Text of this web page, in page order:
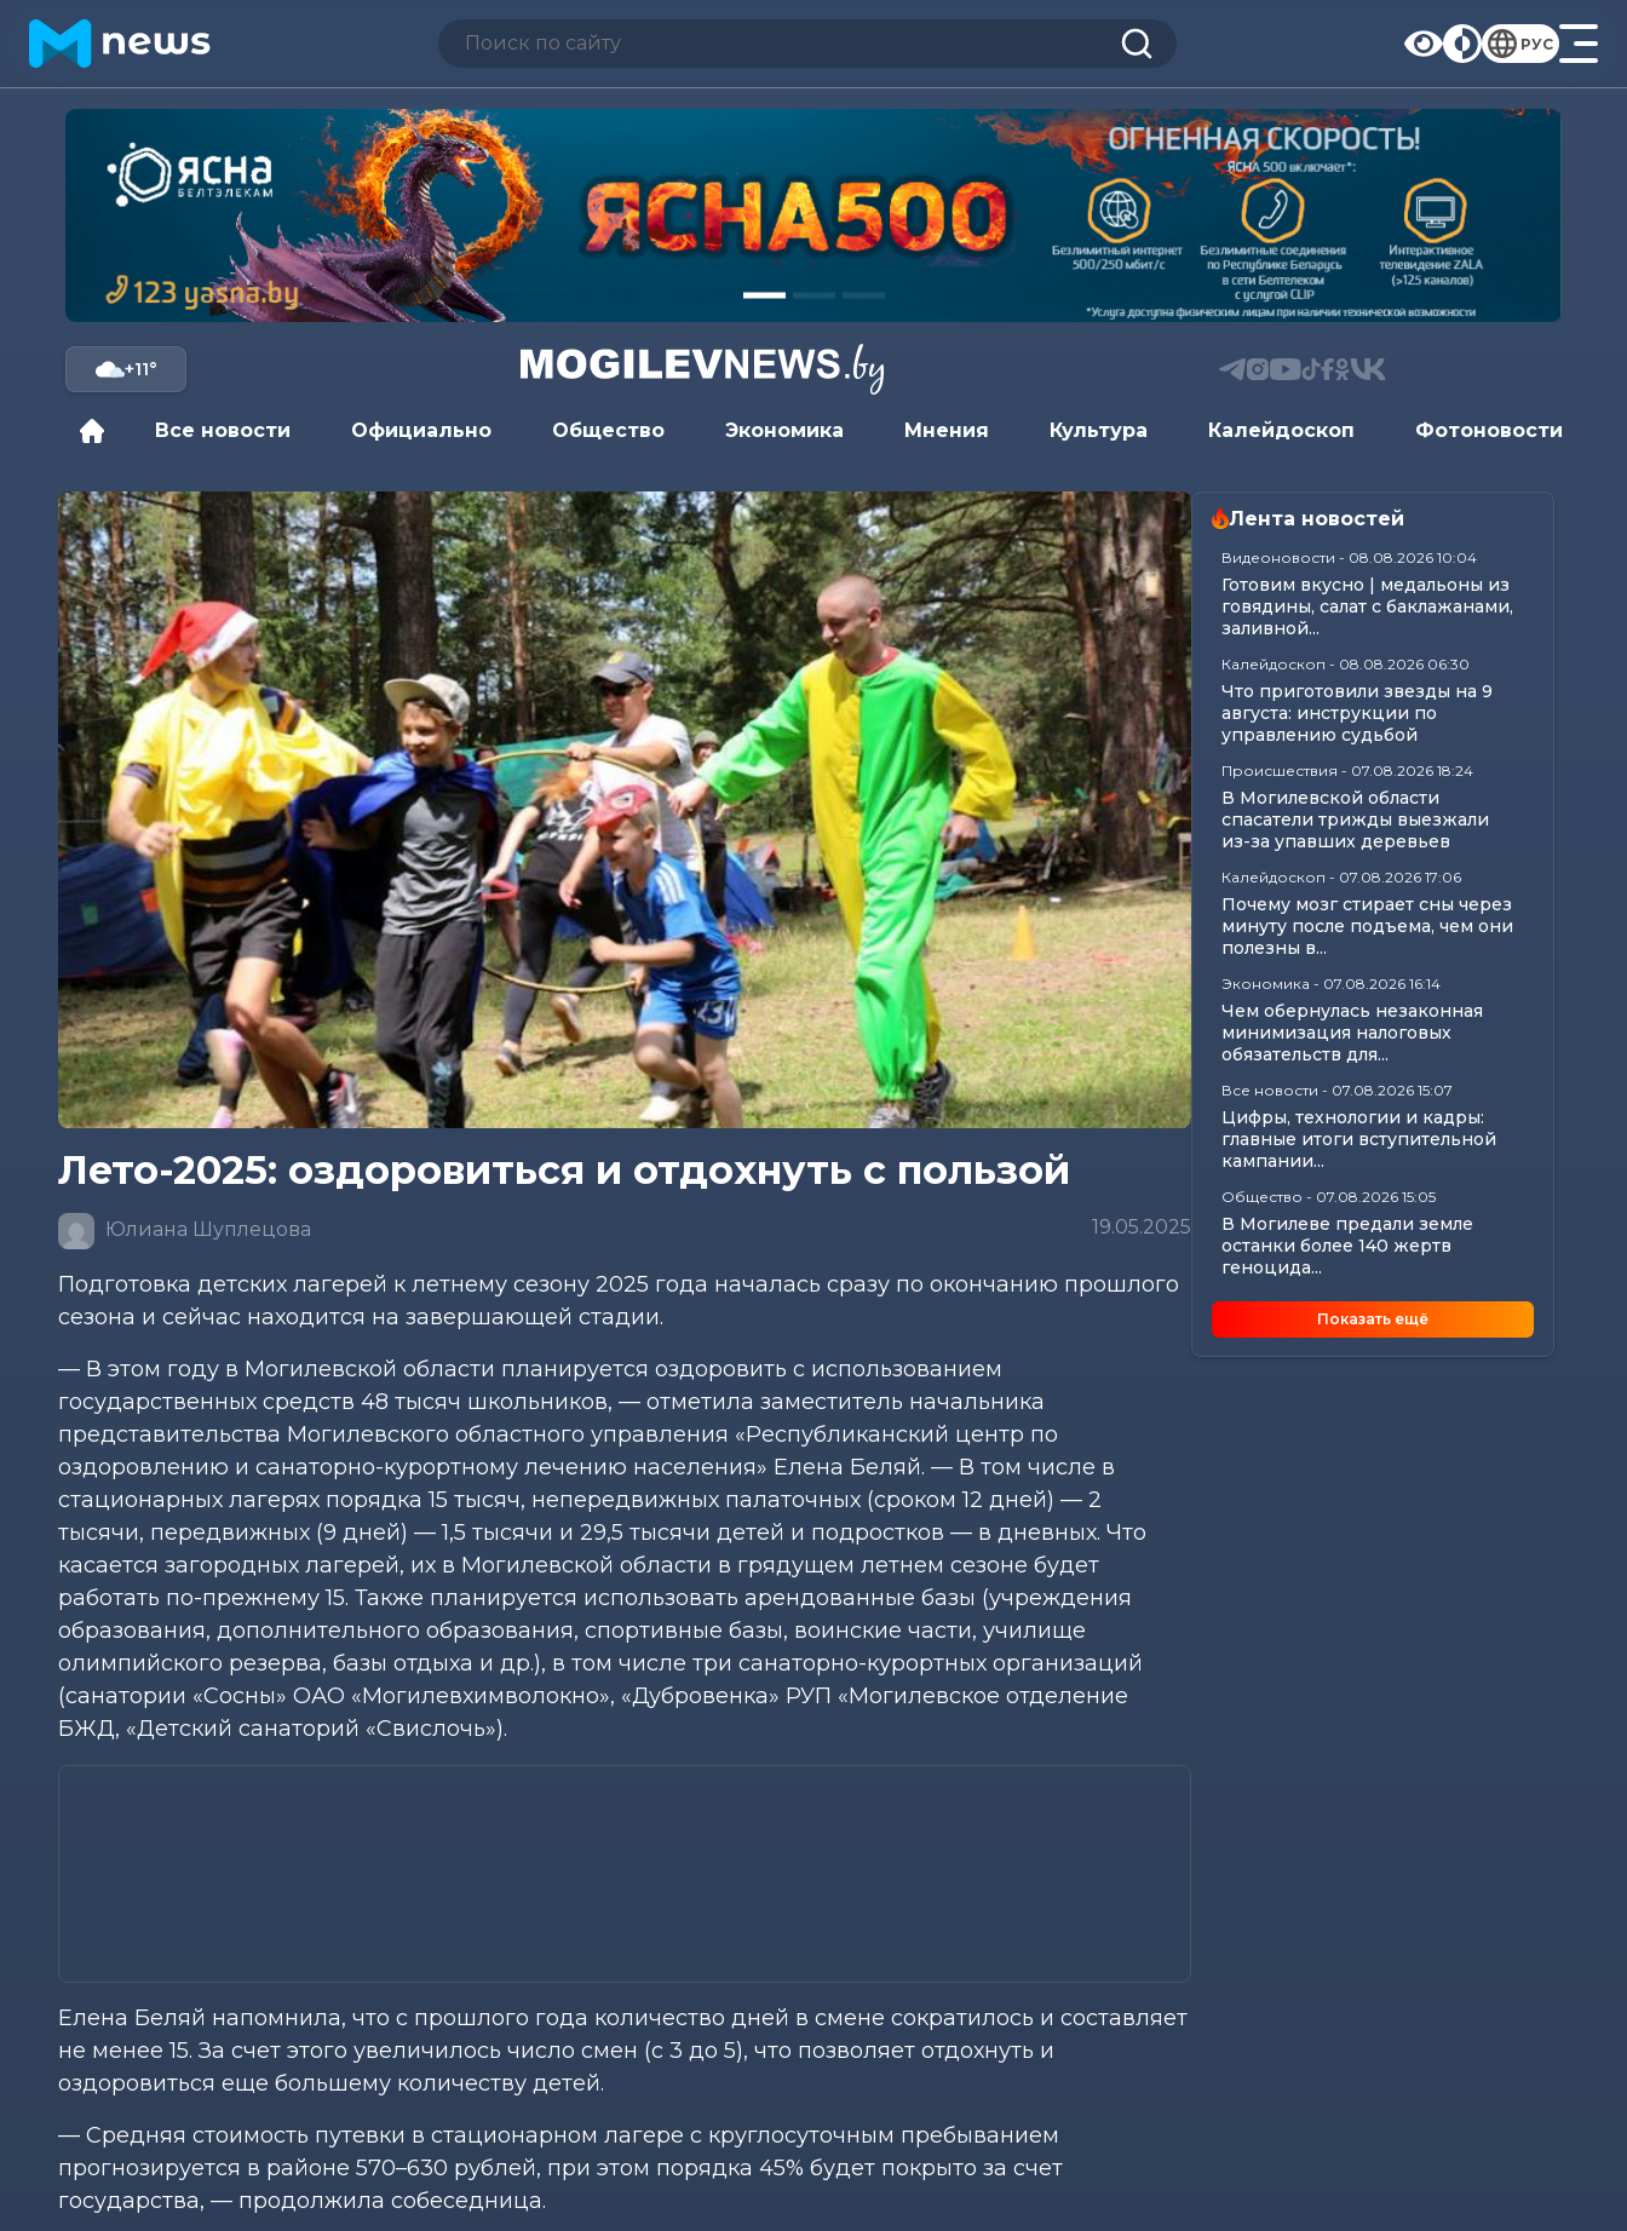
РУС
+11°
Все новости Официально Общество Экономика Мнения Культура Калейдоскоп Фотоновости
Лето-2025: оздоровиться и отдохнуть с пользой
Юлиана Шуплецова 19.05.2025
Подготовка детских лагерей к летнему сезону 2025 года началась сразу по окончанию прошлого
сезона и сейчас находится на завершающей стадии.
— В этом году в Могилевской области планируется оздоровить с использованием
государственных средств 48 тысяч школьников, — отметила заместитель начальника
представительства Могилевского областного управления «Республиканский центр по
оздоровлению и санаторно-курортному лечению населения» Елена Беляй. — В том числе в
стационарных лагерях порядка 15 тысяч, непередвижных палаточных (сроком 12 дней) — 2
тысячи, передвижных (9 дней) — 1,5 тысячи и 29,5 тысячи детей и подростков — в дневных. Что
касается загородных лагерей, их в Могилевской области в грядущем летнем сезоне будет
работать по-прежнему 15. Также планируется использовать арендованные базы (учреждения
образования, дополнительного образования, спортивные базы, воинские части, училище
олимпийского резерва, базы отдыха и др.), в том числе три санаторно-курортных организаций
(санатории «Сосны» ОАО «Могилевхимволокно», «Дубровенка» РУП «Могилевское отделение
БЖД, «Детский санаторий «Свислочь»).
Елена Беляй напомнила, что с прошлого года количество дней в смене сократилось и составляет
не менее 15. За счет этого увеличилось число смен (с 3 до 5), что позволяет отдохнуть и
оздоровиться еще большему количеству детей.
— Средняя стоимость путевки в стационарном лагере с круглосуточным пребыванием
прогнозируется в районе 570–630 рублей, при этом порядка 45% будет покрыто за счет
государства, — продолжила собеседница.
Лента новостей
Видеоновости - 08.08.2026 10:04
Готовим вкусно | медальоны из
говядины, салат с баклажанами,
заливной...
Калейдоскоп - 08.08.2026 06:30
Что приготовили звезды на 9
августа: инструкции по
управлению судьбой
Происшествия - 07.08.2026 18:24
В Могилевской области
спасатели трижды выезжали
из-за упавших деревьев
Калейдоскоп - 07.08.2026 17:06
Почему мозг стирает сны через
минуту после подъема, чем они
полезны в...
Экономика - 07.08.2026 16:14
Чем обернулась незаконная
минимизация налоговых
обязательств для...
Все новости - 07.08.2026 15:07
Цифры, технологии и кадры:
главные итоги вступительной
кампании...
Общество - 07.08.2026 15:05
В Могилеве предали земле
останки более 140 жертв
геноцида...
Общество -07.08.2026 15:00
Погода 8 августа в Могилевской
области: не выше +24°С,
Показать ещё